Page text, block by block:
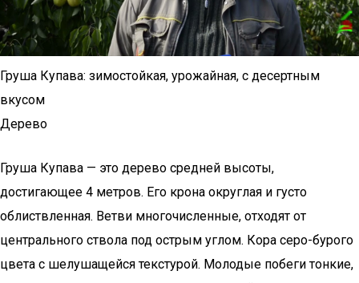
Груша Купава: зимостойкая, урожайная, с десертным
вкусом
Дерево
Груша Купава — это дерево средней высоты,
достигающее 4 метров. Его крона округлая и густо
облиствленная. Ветви многочисленные, отходят от
центрального ствола под острым углом. Кора серо-бурого
цвета с шелушащейся текстурой. Молодые побеги тонкие,